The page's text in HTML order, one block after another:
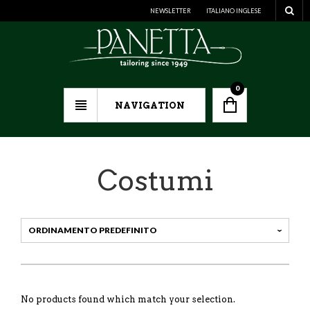
NEWSLETTER ITALIANO INGLESE
NAVIGATION
0
Costumi
No products found which match your selection.